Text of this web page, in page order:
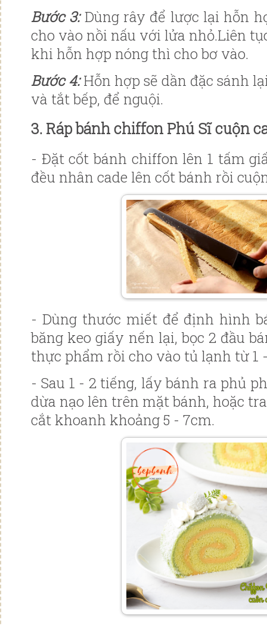
Bước 3️:Dùng rây để lược lại hỗn
cho vào nồi nấu với lửa nhỏ.Liên
khi hỗn hợp nóng thì cho bơ vào.
Bước 4️:Hỗn hợp sẽ dần đặc sánh
và tắt bếp, để nguội.
3. Ráp bánh chiffon Phú Sĩ cuộn
- Đặt cốt bánh chiffon lên 1 tấm
đều nhân cade lên cốt bánh rồi
- Dùng thước miết để định hình
băng keo giấy nến lại, bọc 2 đầu
thực phẩm rồi cho vào tủ lạnh từ 1
- Sau 1 - 2 tiếng, lấy bánh ra phủ
dừa nạo lên trên mặt bánh, hoặc
cắt khoanh khoảng 5 - 7cm.